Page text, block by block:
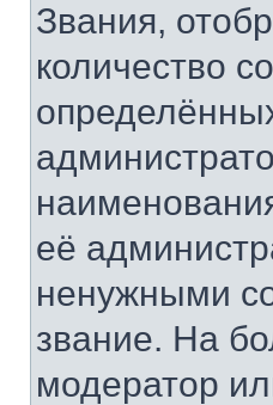
Звания,
количество
её
ненужными
звание. На
модератор